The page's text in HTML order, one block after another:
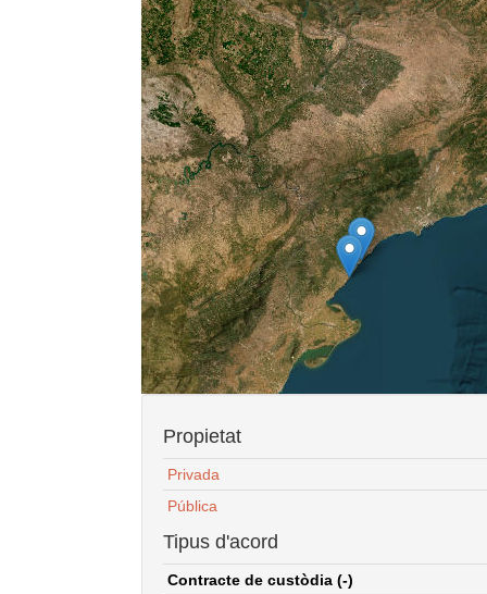
Propietat
Privada
Pública
Tipus d'acord
Contracte de custòdia (-)